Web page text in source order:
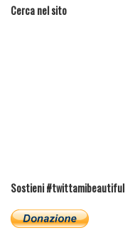
Cerca nel sito
Sostieni #twittamibeautiful